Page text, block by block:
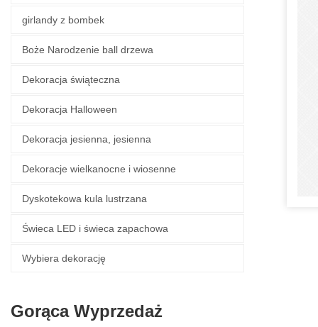
girlandy z bombek
Boże Narodzenie ball drzewa
Dekoracja świąteczna
Dekoracja Halloween
Dekoracja jesienna, jesienna
Dekoracje wielkanocne i wiosenne
Dyskotekowa kula lustrzana
Świeca LED i świeca zapachowa
Wybiera dekorację
Gorąca Wyprzedaż